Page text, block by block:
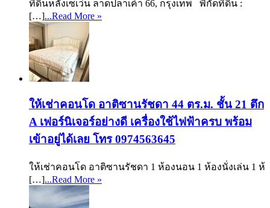
ที่ดินหลังเซเว่น ลาดปลาเค้า 66, กรุงเทพ พิกัดที่ดิน :
[…]...Read More »
ให้เช่าคอนโด อาติซานรัชดา 44 ตร.ม. ชั้น 21 ตึก
A เฟอร์นิเจอร์อย่างดี เครื่องใช้ไฟฟ้าครบ พร้อม
เข้าอยู่ได้เลย โทร 0974563645
ให้เช่าคอนโด อาติซานรัชดา 1 ห้องนอน 1 ห้องนั่งเล่น 1 ห้
[…]...Read More »